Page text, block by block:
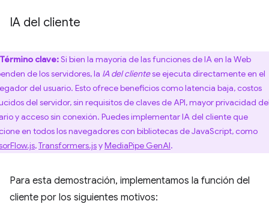
IA del cliente
Término clave:Si bien la mayoría de las funciones de IA en la Web
de los servidores, la IA del clientese ejecuta directamente en el
del usuario. Esto ofrece beneficios como latencia baja, costos
del servidor, sin requisitos de claves de API, mayor privacidad
y acceso sin conexión. Puedes implementar IA del cliente que
en todos los navegadores con bibliotecas de JavaScript, como
,Transformers.jsyMediaPipe GenAI.
Para esta demostración, implementamos la función del
cliente por los siguientes motivos: